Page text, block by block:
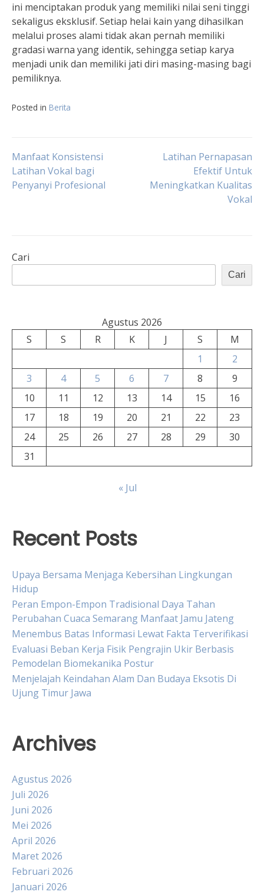
ini menciptakan produk yang memiliki nilai seni tinggi
sekaligus eksklusif. Setiap helai kain yang dihasilkan
melalui proses alami tidak akan pernah memiliki
gradasi warna yang identik, sehingga setiap karya
menjadi unik dan memiliki jati diri masing-masing bagi
pemiliknya.
Posted in Berita
Navigasi
pos
Manfaat Konsistensi
Latihan Vokal bagi
Penyanyi Profesional
Latihan Pernapasan
Efektif Untuk
Meningkatkan Kualitas
Vokal
Cari
Cari
Agustus 2026
S
S R K J S
M
1
2
3
4 5 6 7 8
9
10
11 12 13 14 15
16
17
18 19 20 21 22
23
24
25 26 27 28 29
30
31
« Jul
Recent Posts
Upaya Bersama Menjaga Kebersihan Lingkungan
Hidup
Peran Empon-Empon Tradisional Daya Tahan
Perubahan Cuaca Semarang Manfaat Jamu Jateng
Menembus Batas Informasi Lewat Fakta Terverifikasi
Evaluasi Beban Kerja Fisik Pengrajin Ukir Berbasis
Pemodelan Biomekanika Postur
Menjelajah Keindahan Alam Dan Budaya Eksotis Di
Ujung Timur Jawa
Archives
Agustus 2026
Juli 2026
Juni 2026
Mei 2026
April 2026
Maret 2026
Februari 2026
Januari 2026